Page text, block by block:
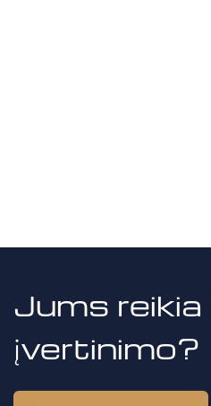
Jums reikia
įvertinimo?